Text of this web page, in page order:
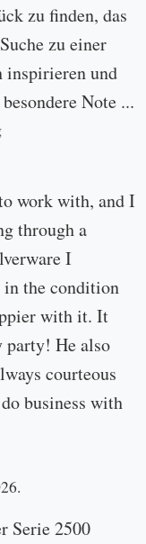
zu finden, das
zu einer
inspirieren und
Note ...
work with, and I
through a
I
in the condition
with it. It
He also
courteous
business with
Serie 2500